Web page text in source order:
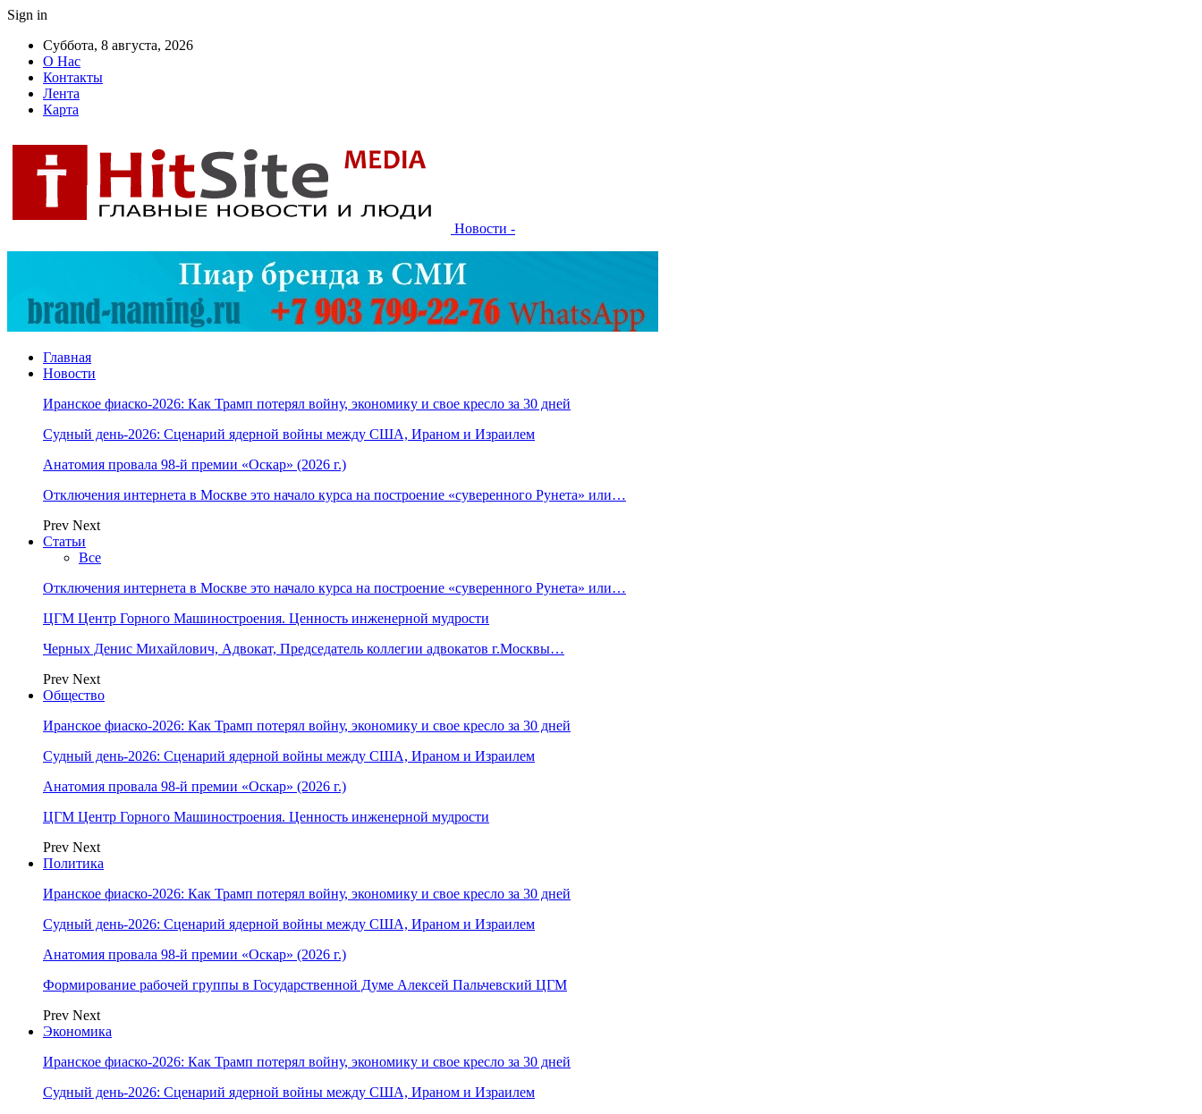
Sign in
Суббота, 8 августа, 2026
О Нас
Контакты
Лента
Карта
Новости -
Главная
Новости
Иранское фиаско-2026: Как Трамп потерял войну, экономику и свое кресло за 30 дней
Судный день-2026: Сценарий ядерной войны между США, Ираном и Израилем
Анатомия провала 98-й премии «Оскар» (2026 г.)
Отключения интернета в Москве это начало курса на построение «суверенного Рунета» или…
Prev Next
Статьи
Все
Отключения интернета в Москве это начало курса на построение «суверенного Рунета» или…
ЦГМ Центр Горного Машиностроения. Ценность инженерной мудрости
Черных Денис Михайлович, Адвокат, Председатель коллегии адвокатов г.Москвы…
Prev Next
Общество
Иранское фиаско-2026: Как Трамп потерял войну, экономику и свое кресло за 30 дней
Судный день-2026: Сценарий ядерной войны между США, Ираном и Израилем
Анатомия провала 98-й премии «Оскар» (2026 г.)
ЦГМ Центр Горного Машиностроения. Ценность инженерной мудрости
Prev Next
Политика
Иранское фиаско-2026: Как Трамп потерял войну, экономику и свое кресло за 30 дней
Судный день-2026: Сценарий ядерной войны между США, Ираном и Израилем
Анатомия провала 98-й премии «Оскар» (2026 г.)
Формирование рабочей группы в Государственной Думе Алексей Пальчевский ЦГМ
Prev Next
Экономика
Иранское фиаско-2026: Как Трамп потерял войну, экономику и свое кресло за 30 дней
Судный день-2026: Сценарий ядерной войны между США, Ираном и Израилем